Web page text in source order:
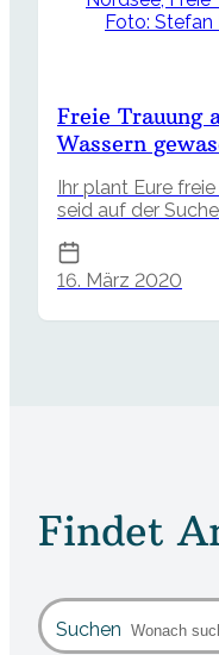
Foto: Stefan
Freie Trauung
Wassern
Ihr plant Eure
seid auf der
16. März 2020
Findet
Suchen